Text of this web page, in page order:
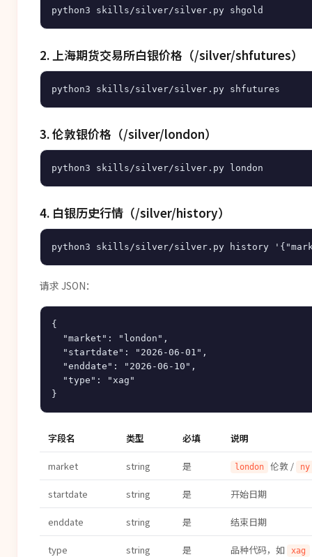
2. 上海期货交易所白银价格（/silver/shfutures）
3. 伦敦银价格（/silver/london）
4. 白银历史行情（/silver/history）
请求 JSON：
{
  "market": "london",
  "startdate": "2026-06-01",
  "enddate": "2026-06-10",
  "type": "xag"
字段名 类型 必填 说明
market string 是 london 伦敦 / ny
startdate string 是 开始日期
enddate string 是 结束日期
type string 是 品种代码，如 xag